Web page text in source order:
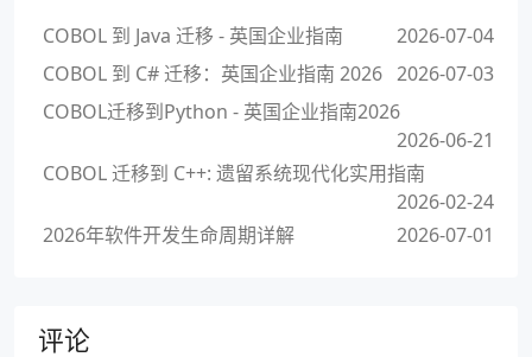
COBOL 到 Java 迁移 - 英国企业指南
2026-07-04
COBOL 到 C# 迁移：英国企业指南 2026 2026-07-03
COBOL迁移到Python - 英国企业指南2026
2026-06-21
COBOL 迁移到 C++: 遗留系统现代化实用指南
2026-02-24
2026年软件开发生命周期详解
2026-07-01
评论